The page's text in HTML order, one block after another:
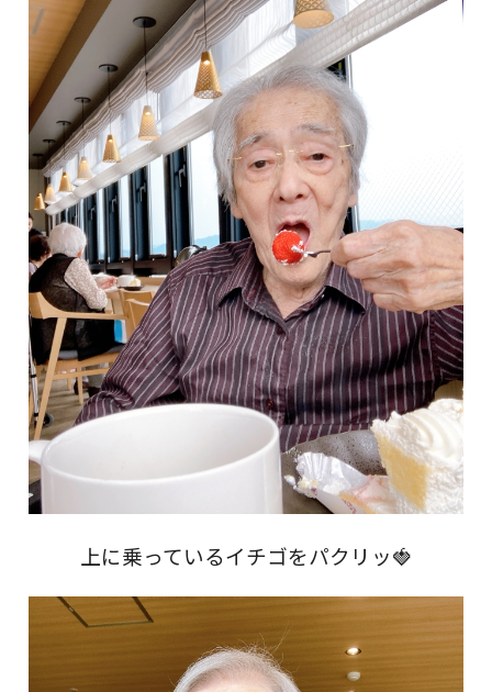
上に乗っているイチゴをパクリッ🍓